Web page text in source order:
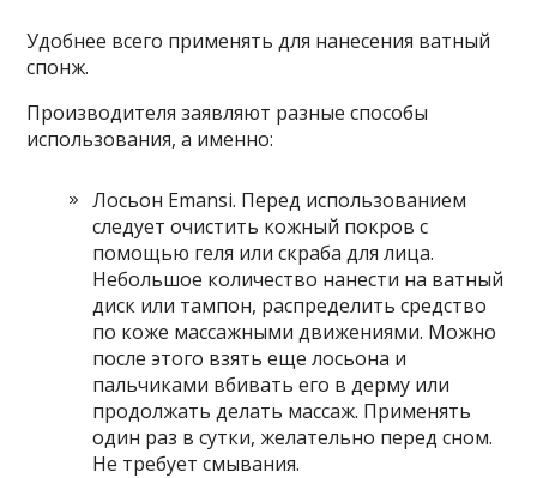
Удобнее всего применять для нанесения ватный
спонж.
Производителя заявляют разные способы
использования, а именно:
Лосьон Emansi. Перед использованием
следует очистить кожный покров с
помощью геля или скраба для лица.
Небольшое количество нанести на ватный
диск или тампон, распределить средство
по коже массажными движениями. Можно
после этого взять еще лосьона и
пальчиками вбивать его в дерму или
продолжать делать массаж. Применять
один раз в сутки, желательно перед сном.
Не требует смывания.